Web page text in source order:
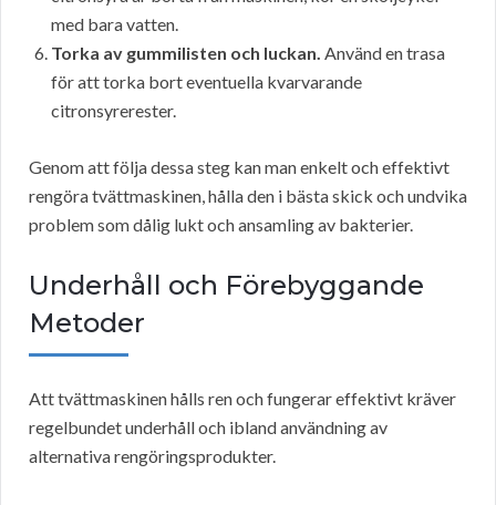
med bara vatten.
Torka av gummilisten och luckan. Använd en trasa
för att torka bort eventuella kvarvarande
citronsyrerester.
Genom att följa dessa steg kan man enkelt och effektivt
rengöra tvättmaskinen, hålla den i bästa skick och undvika
problem som dålig lukt och ansamling av bakterier.
Underhåll och Förebyggande
Metoder
Att tvättmaskinen hålls ren och fungerar effektivt kräver
regelbundet underhåll och ibland användning av
alternativa rengöringsprodukter.